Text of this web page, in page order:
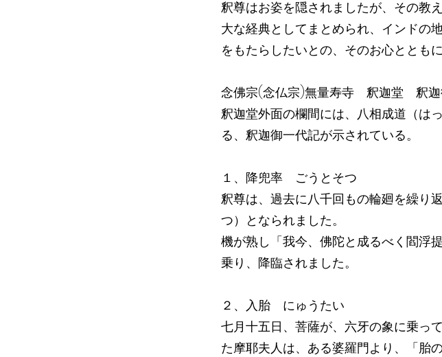
釈尊はお姿を隠されましたが、その教
大な経典としてまとめられ、インドの
をもたらしたいとの、そのお心ととも
念佛宗(念仏宗)無量寿寺 釈迦堂 釈
釈迦堂外面の欄間には、八相成道（は
る、釈迦御一代記が示されている。
１、降兜率 ごうとそつ
釈尊は、過去に八千回もの輪廻を繰り
つ）となられました。
機が熟し「我今、佛陀と成るべく閻浮
乗り、降臨されました。
２、入胎 にゅうたい
七月十五日、菩薩が、六牙の象に乗っ
た摩耶夫人は、ある婆羅門より、「胎